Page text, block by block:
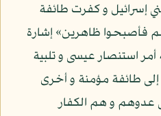
إسرائيل و كفرت طائفة
فأصبحوا ظاهرين» إشارة
أمر استنصار عيسى و تلبية
طائفة مؤمنة و أخرى
عدوهم و هم الكفار